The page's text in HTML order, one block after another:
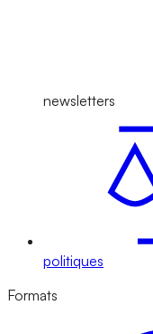
newsletters
politiques
Formats